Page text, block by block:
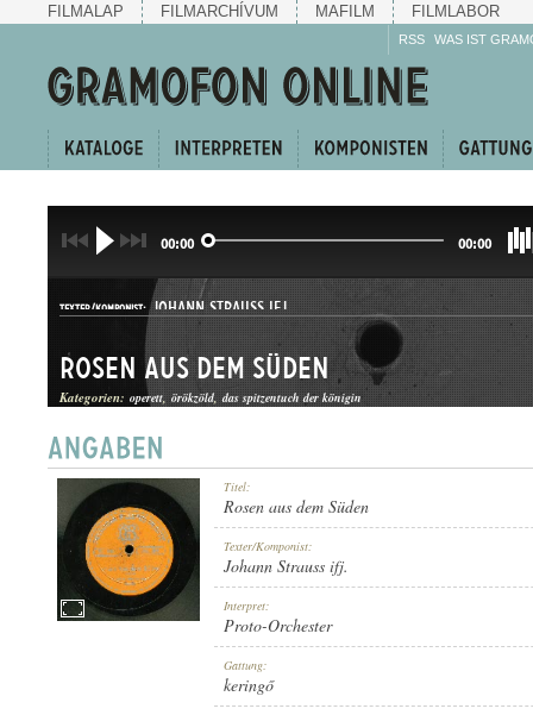
FILMALAP FILMARCHÍVUM MAFILM FILMLABOR
RSS WAS IST
00:00 00:00
TEXTER/KOMPONIST: JOHANN STRAUSS IFJ.
GATTUNG: KERINGŐ
1910 KÖRÜL
Rosen aus dem Süden
Kategorien: operett örökzöld das spitzentuch der königin
Titel:
Rosen aus dem Süden
Texter/Komponist:
Johann Strauss ifj.
Interpret:
Proto-Orchester
Gattung:
keringő